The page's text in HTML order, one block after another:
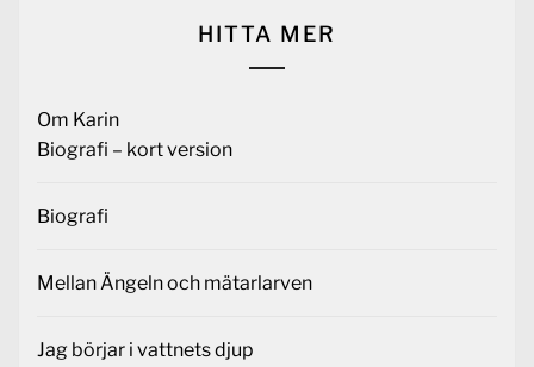
HITTA MER
Om Karin
Biografi – kort version
Biografi
Mellan Ängeln och mätarlarven
Jag börjar i vattnets djup